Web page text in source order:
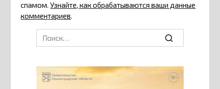
спамом.Узнайте, как обрабатываются ваши данные
комментариев.
Search
for: